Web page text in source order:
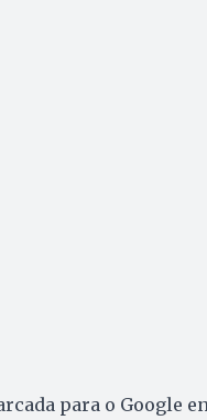
para o Google